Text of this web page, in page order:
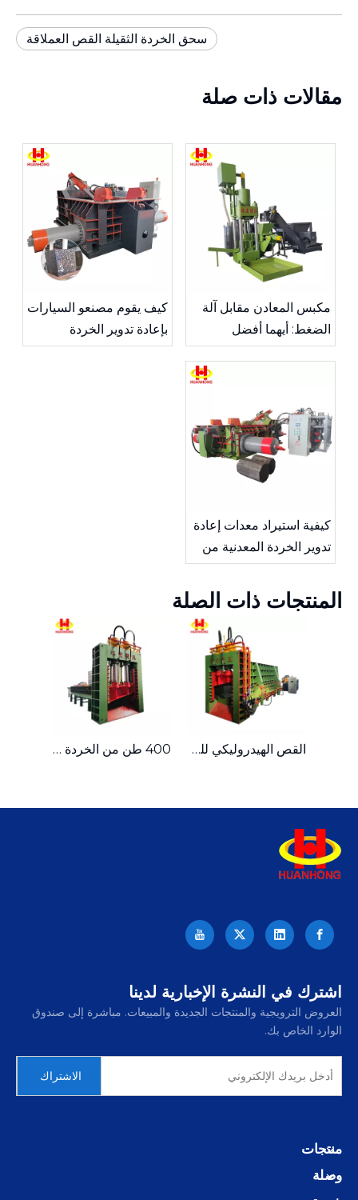
سحق الخردة الثقيلة القص العملاقة
مقالات ذات صلة
مكبس المعادن مقابل آلة
الضغط: أيهما أفضل
لعمليتك؟
كيف يقوم مصنعو السيارات
بإعادة تدوير الخردة
المعدنية
كيفية استيراد معدات إعادة
تدوير الخردة المعدنية من
الصين
المنتجات ذات الصلة
400 طن من الخردة الثقيلة لقص القنطرية الهيدروليكية لصناعة إعادة التدوير القص الهيدروليكي للخردة المعدنية العملاقة لصناعة إعادة تدوير المعادن
اشترك في النشرة الإخبارية لدينا
العروض الترويجية والمنتجات الجديدة والمبيعات. مباشرة إلى صندوق
الوارد الخاص بك.
الاشتراك
منتجات
وصلة